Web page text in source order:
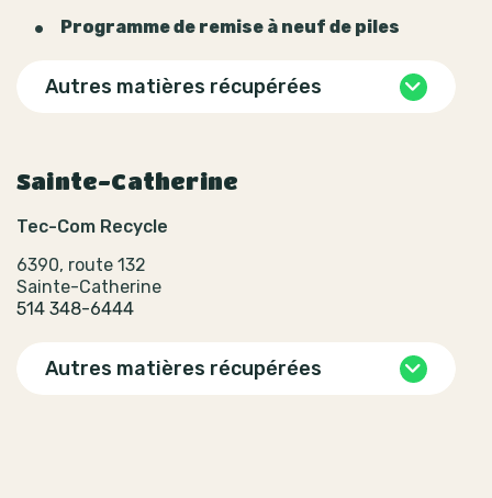
Programme de remise à neuf de piles
Autres matières récupérées
Sainte-Catherine
Tec-Com Recycle
6390, route 132
Sainte-Catherine
514 348-6444
Autres matières récupérées